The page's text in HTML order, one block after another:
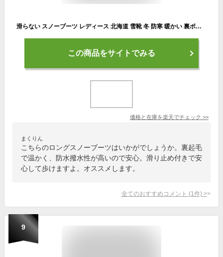
滑らない スノーブーツ レディース 北海道 雪靴 冬 防寒 暖かい 裏ボア 黒 ワインレッド ホワイト スノーシューズ 厚底 ロングブーツ ハイカット 大人 ムートンブーツ 裏起毛 雪用ブーツ スキー アウトドア スポーツ 防水 滑り止め 撥水 冬用 雪遊び 23~26.5cm
この商品をサイトでみる
価格と在庫を楽天でチェック >>
まくりん
こちらのロングスノーブーツはいかがでしょうか。裏起毛
で温かく、防水撥水性が高いので安心。滑り止め付きで安
心して歩けますよ。オススメします。
全てのおすすめコメント (1 件) >
9